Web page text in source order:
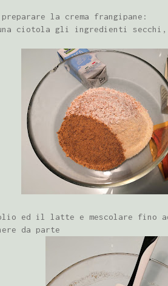
la crema frangipane:
una ciotola gli ingredienti
ed il latte e mescolare fino ad
da parte